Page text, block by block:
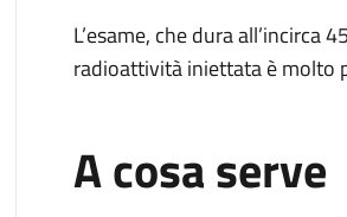
L’esame, che dura
radioattività iniettata è molto
A cosa serve